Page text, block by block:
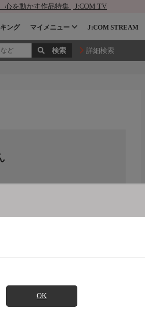
心を動かす作品特集 | J:COM TV
ング マイメニュー J:COM STREAM
詳細検索
OK